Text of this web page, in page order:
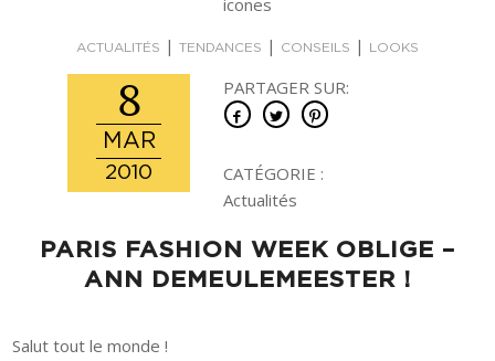
ACTUALITÉS | TENDANCES | CONSEILS | LOOKS
8
MAR
2010
PARTAGER SUR:
CATÉGORIE :
Actualités
PARIS FASHION WEEK OBLIGE –
ANN DEMEULEMEESTER !
Salut tout le monde !